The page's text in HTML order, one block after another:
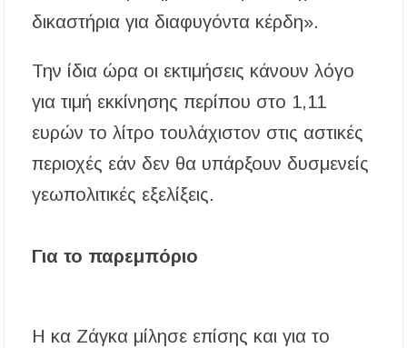
δικαστήρια για διαφυγόντα κέρδη».
Την ίδια ώρα οι εκτιμήσεις κάνουν λόγο
για τιμή εκκίνησης περίπου στο 1,11
ευρών το λίτρο τουλάχιστον στις αστικές
περιοχές εάν δεν θα υπάρξουν δυσμενείς
γεωπολιτικές εξελίξεις.
Για το παρεμπόριο
Η κα Ζάγκα μίλησε επίσης και για το